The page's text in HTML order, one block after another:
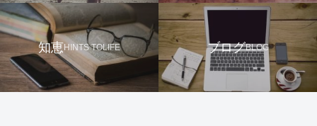
知恵HINTS TOLIFE ブログBLOG